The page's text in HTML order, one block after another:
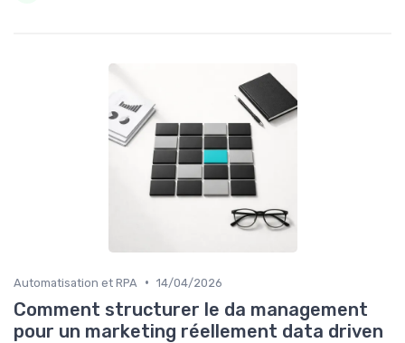
Automatisation et RPA • 14/04/2026
Comment structurer le da management
pour un marketing réellement data driven